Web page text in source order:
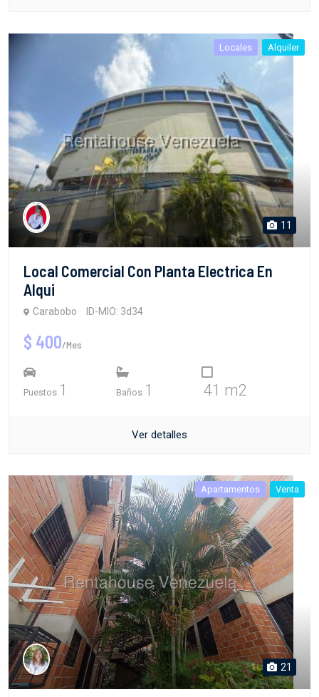
Locales Alquiler
11
Local Comercial Con Planta Electrica En
Alqui
Carabobo ID-MIO: 3d34
$ 400/Mes
Puestos 1 Baños 1 41 m2
Ver detalles
Apartamentos Venta
21